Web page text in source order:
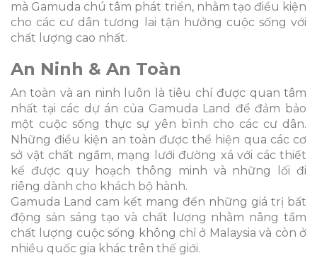
mà Gamuda chú tâm phát triển, nhằm tạo điều kiện
cho các cư dân tương lai tận hưởng cuộc sống với
chất lượng cao nhất.
An Ninh & An Toàn
An toàn và an ninh luôn là tiêu chí được quan tâm
nhất tại các dự án của Gamuda Land để đảm bảo
một cuộc sống thực sự yên bình cho các cư dân.
Những điều kiện an toàn được thể hiện qua các cơ
sở vật chất ngầm, mạng lưới đường xá với các thiết
kế được quy hoạch thông minh và những lối đi
riêng dành cho khách bộ hành.
Gamuda Land cam kết mang đến những giá trị bất
động sản sáng tạo và chất lượng nhằm nâng tầm
chất lượng cuộc sống không chỉ ở Malaysia và còn ở
nhiều quốc gia khác trên thế giới.